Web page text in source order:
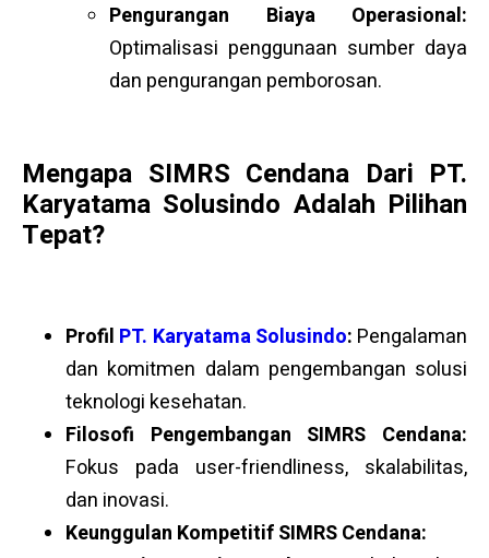
Pengurangan Biaya Operasional:
Optimalisasi penggunaan sumber daya
dan pengurangan pemborosan.
Mengapa SIMRS Cendana Dari PT.
Karyatama Solusindo Adalah Pilihan
Tepat?
Profil PT. Karyatama Solusindo: Pengalaman
dan komitmen dalam pengembangan solusi
teknologi kesehatan.
Filosofi Pengembangan SIMRS Cendana:
Fokus pada user-friendliness, skalabilitas,
dan inovasi.
Keunggulan Kompetitif SIMRS Cendana: